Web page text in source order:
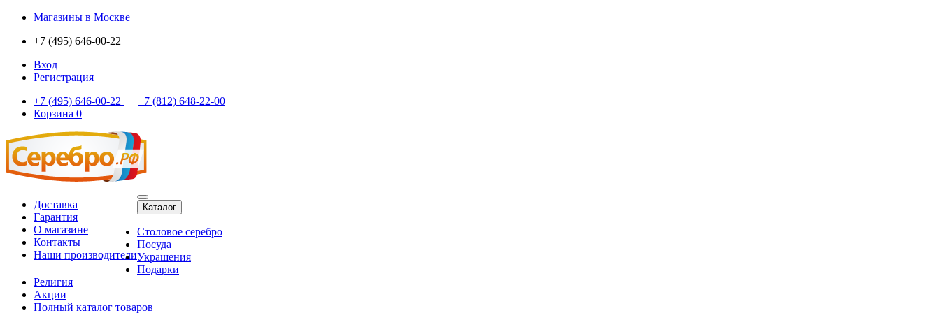
Магазины в Москве
+7 (495) 646-00-22
Вход
Регистрация
+7 (495) 646-00-22
+7 (812) 648-22-00
Корзина 0
Доставка
Гарантия
О магазине
Контакты
Наши производители
Каталог
Столовое серебро
Посуда
Украшения
Подарки
Религия
Акции
Полный каталог товаров